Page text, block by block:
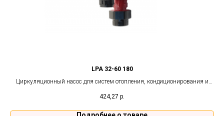
LPA 32-60 180
Циркуляционный насос для систем отопления, кондиционирования и
424,27 р.